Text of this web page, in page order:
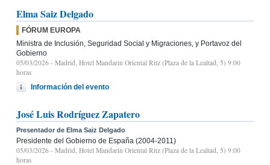
Elma Saiz Delgado
FÓRUM EUROPA
Ministra de Inclusión, Seguridad Social y Migraciones, y Portavoz del
Gobierno
05/03/2026 - Madrid, Hotel Mandarin Oriental Ritz (Plaza de la Lealtad, 5) 9:00
horas
Información del evento
José Luis Rodríguez Zapatero
Presentador de Elma Saiz Delgado
Presidente del Gobierno de España (2004-2011)
05/03/2026 - Madrid, Hotel Mandarin Oriental Ritz (Plaza de la Lealtad, 5) 9:00
horas